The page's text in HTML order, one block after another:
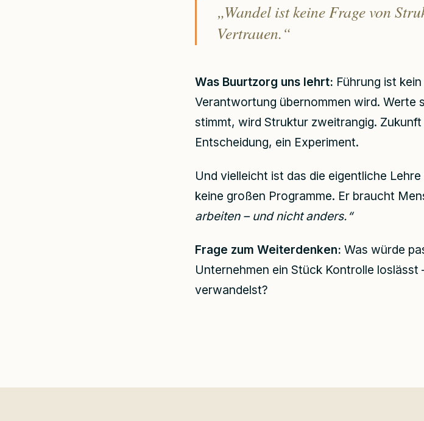
„Wandel ist keine Frage von
Vertrauen.“
Was Buurtzorg uns lehrt: Führung ist
Verantwortung übernommen wird. Werte
stimmt, wird Struktur zweitrangig. Zukunft
Entscheidung, ein Experiment.
Und vielleicht ist das die eigentliche
keine großen Programme. Er braucht
arbeiten – und nicht anders.“
Frage zum Weiterdenken: Was würde
Unternehmen ein Stück Kontrolle loslässt
verwandelst?